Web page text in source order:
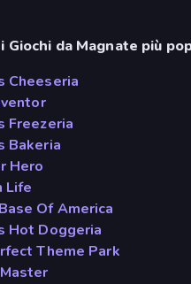
Giochi da Magnate più
Cheeseria
Freezeria
Bakeria
Hero
Life
Of America
Hot Doggeria
Theme Park